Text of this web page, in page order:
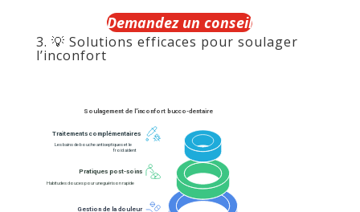
Demandez un conseil
3. 💡 Solutions efficaces pour soulager
l’inconfort
Soulagement de l'inconfort bucco-dentaire
Traitements complémentaires
Les bains de bouche antiseptiques et le
froid aident
Pratiques post-soins
Habitudes douces pour une guérison rapide
Gestion de la douleur